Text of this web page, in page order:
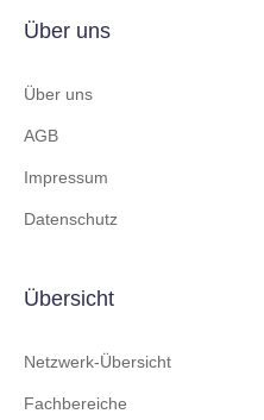
Über uns
Über uns
AGB
Impressum
Datenschutz
Übersicht
Netzwerk-Übersicht
Fachbereiche